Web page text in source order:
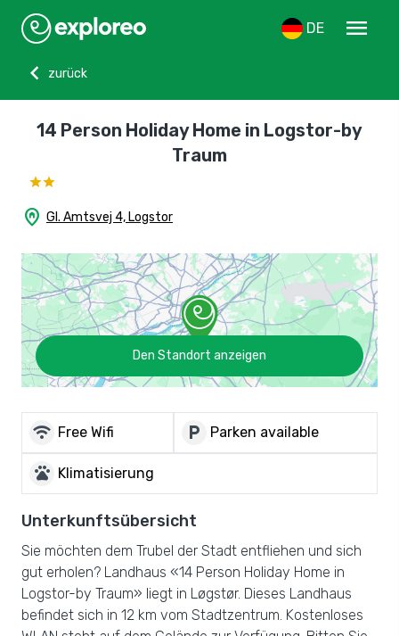
DE
menu
chevron_left
zurück
14 Person Holiday Home in Logstor-by
Traum
home_pin Gl. Amtsvej 4, Logstor
Den Standort anzeigen
wifi Free Wifi local_parking Parken available
pets Klimatisierung
Unterkunftsübersicht
Sie möchten dem Trubel der Stadt entfliehen und sich
gut erholen? Landhaus «14 Person Holiday Home in
Logstor-by Traum» liegt in Løgstør. Dieses Landhaus
befindet sich in 12 km vom Stadtzentrum. Kostenloses